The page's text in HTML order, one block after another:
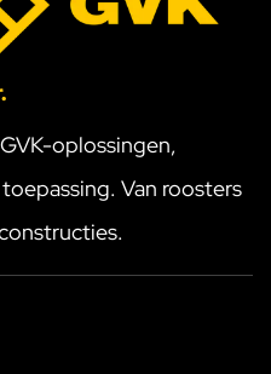
oplossingen,
Van roosters